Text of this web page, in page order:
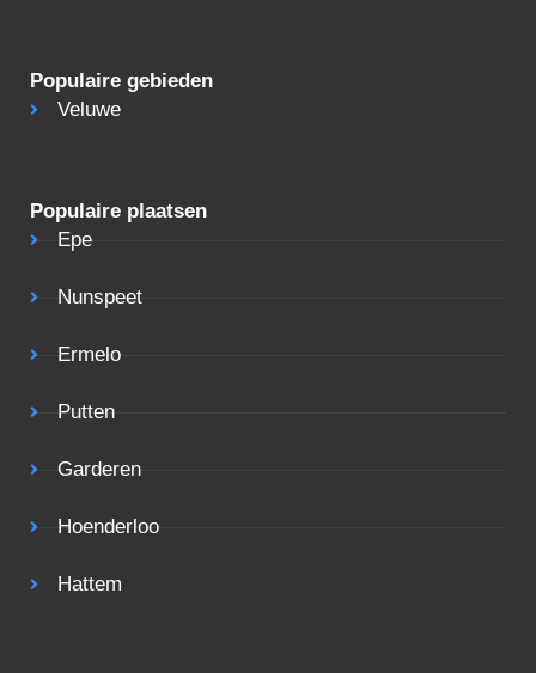
Populaire gebieden
Veluwe
Populaire plaatsen
Epe
Nunspeet
Ermelo
Putten
Garderen
Hoenderloo
Hattem